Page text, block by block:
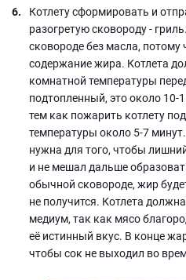
Котлету сформировать и
разогретую сковороду -
сковороде без масла, потому
содержание жира. Котлета
комнатной температуры
подтопленный, это около 10-
тем как пожарить котлету
температуры около 5-7
нужна для того, чтобы
и не мешал дальше
обычной сковороде, жир
не получится. Котлета
медиум, так как мясо
её истинный вкус. В конце
чтобы сок не выходил во